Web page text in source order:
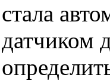
стала
датчиком